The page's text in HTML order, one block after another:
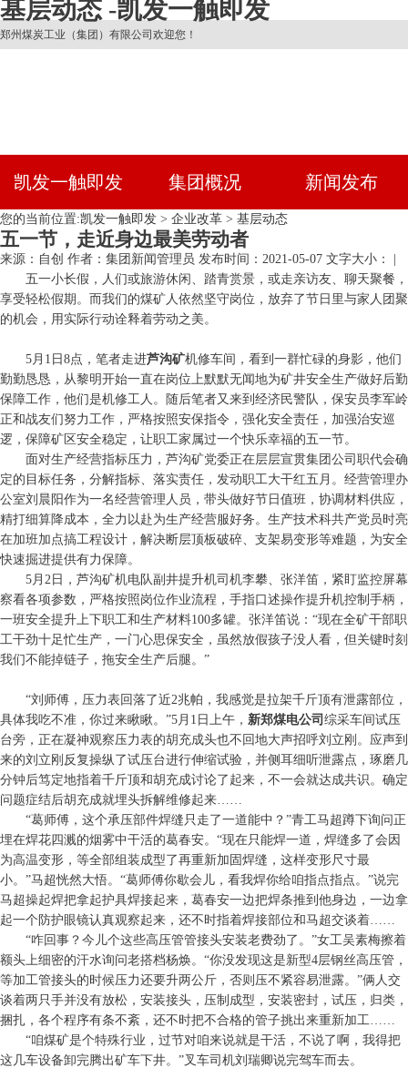
基层动态 -凯发一触即发
郑州煤炭工业（集团）有限公司欢迎您！
凯发一触即发 集团概况 新闻发布
您的当前位置:凯发一触即发 > 企业改革 > 基层动态
五一节，走近身边最美劳动者
来源：自创 作者：集团新闻管理员 发布时间：2021-05-07 文字大小： |
五一小长假，人们或旅游休闲、踏青赏景，或走亲访友、聊天聚餐，
享受轻松假期。而我们的煤矿人依然坚守岗位，放弃了节日里与家人团聚
的机会，用实际行动诠释着劳动之美。
5月1日8点，笔者走进芦沟矿机修车间，看到一群忙碌的身影，他们
勤勤恳恳，从黎明开始一直在岗位上默默无闻地为矿井安全生产做好后勤
保障工作，他们是机修工人。随后笔者又来到经济民警队，保安员李军岭
正和战友们努力工作，严格按照安保指令，强化安全责任，加强治安巡
逻，保障矿区安全稳定，让职工家属过一个快乐幸福的五一节。
面对生产经营指标压力，芦沟矿党委正在层层宣贯集团公司职代会确
定的目标任务，分解指标、落实责任，发动职工大干红五月。经营管理办
公室刘晨阳作为一名经营管理人员，带头做好节日值班，协调材料供应，
精打细算降成本，全力以赴为生产经营服好务。生产技术科共产党员时亮
在加班加点搞工程设计，解决断层顶板破碎、支架易变形等难题，为安全
快速掘进提供有力保障。
5月2日，芦沟矿机电队副井提升机司机李攀、张洋笛，紧盯监控屏幕
察看各项参数，严格按照岗位作业流程，手指口述操作提升机控制手柄，
一班安全提升上下职工和生产材料100多罐。张洋笛说：“现在全矿干部职
工干劲十足忙生产，一门心思保安全，虽然放假孩子没人看，但关键时刻
我们不能掉链子，拖安全生产后腿。”
“刘师傅，压力表回落了近2兆帕，我感觉是拉架千斤顶有泄露部位，
具体我吃不准，你过来瞅瞅。”5月1日上午， 新郑煤电公司 综采车间试压
台旁，正在凝神观察压力表的胡充成头也不回地大声招呼刘立刚。应声到
来的刘立刚反复操纵了试压台进行伸缩试验，并侧耳细听泄露点，琢磨几
分钟后笃定地指着千斤顶和胡充成讨论了起来，不一会就达成共识。确定
问题症结后胡充成就埋头拆解维修起来……
“葛师傅，这个承压部件焊缝只走了一道能中？”青工马超蹲下询问正
埋在焊花四溅的烟雾中干活的葛春安。“现在只能焊一道，焊缝多了会因
为高温变形，等全部组装成型了再重新加固焊缝，这样变形尺寸最
小。”马超恍然大悟。“葛师傅你歇会儿，看我焊你给咱指点指点。”说完
马超操起焊把拿起护具焊接起来，葛春安一边把焊条推到他身边，一边拿
起一个防护眼镜认真观察起来，还不时指着焊接部位和马超交谈着……
“咋回事？今儿个这些高压管管接头安装老费劲了。”女工吴素梅擦着
额头上细密的汗水询问老搭档杨焕。“你没发现这是新型4层钢丝高压管，
等加工管接头的时候压力还要升两公斤，否则压不紧容易泄露。”俩人交
谈着两只手并没有放松，安装接头，压制成型，安装密封，试压，归类，
捆扎，各个程序有条不紊，还不时把不合格的管子挑出来重新加工……
“咱煤矿是个特殊行业，过节对咱来说就是干活，不说了啊，我得把
这几车设备卸完腾出矿车下井。”叉车司机刘瑞卿说完驾车而去。